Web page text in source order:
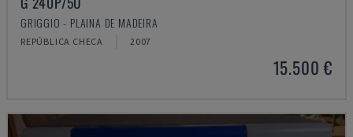
GRIGGIO - PLAINA DE MADEIRA
REPÚBLICA CHECA 2007
15.500 €